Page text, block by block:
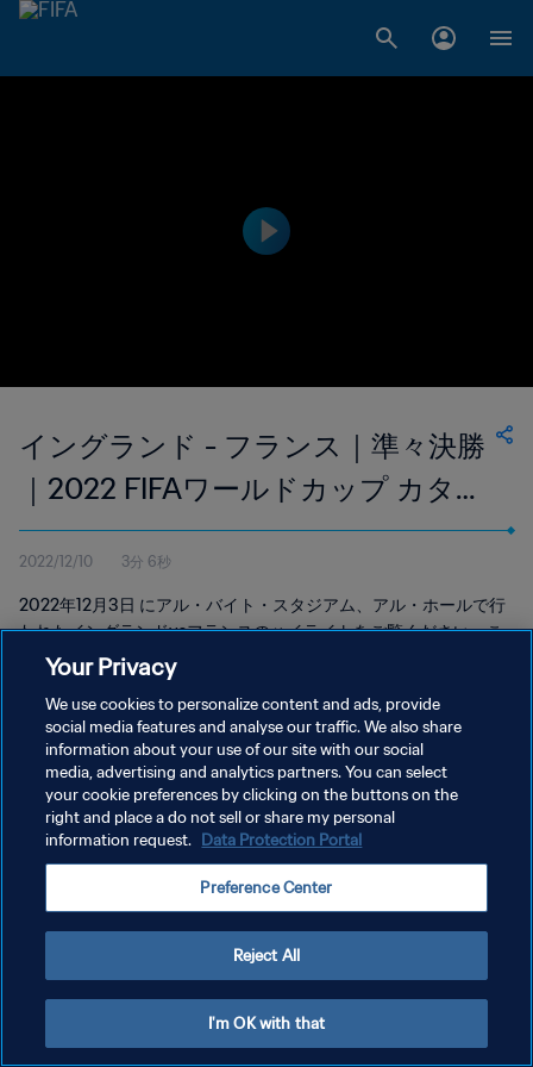
イングランド - フランス｜準々決勝
｜2022 FIFAワールドカップ カター
ル｜ハイライト (手話)
2022/12/10 3分 6秒
2022年12月3日 にアル・バイト・スタジアム、アル・ホールで行
われたイングランドvsフランスのハイライトをご覧ください。こ
の映像には手話通訳が含まれています。이 영상에는 수화 통역사가
プライバシーポリシー
クッキー設定の管理
Copyright © 1994 - 2026 FIFA. All rights reserved.
Your Privacy
We use cookies to personalize content and ads, provide
social media features and analyse our traffic. We also share
information about your use of our site with our social
media, advertising and analytics partners. You can select
your cookie preferences by clicking on the buttons on the
right and place a do not sell or share my personal
information request. Data Protection Portal
Preference Center
Reject All
I'm OK with that